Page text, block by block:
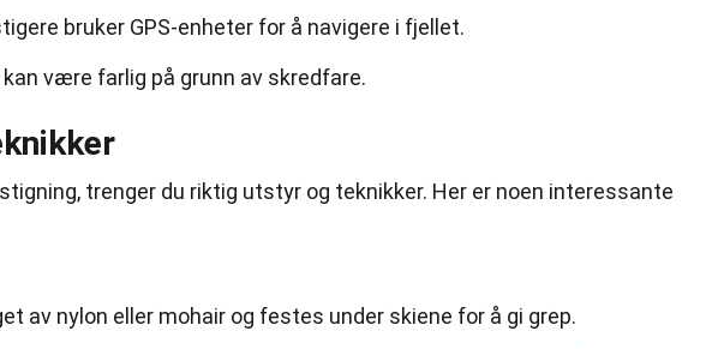
bruker GPS-enheter for å navigere i fjellet.
være farlig på grunn av skredfare.
trenger du riktig utstyr og teknikker. Her er noen interessante
av nylon eller mohair og festes under skiene for å gi grep.